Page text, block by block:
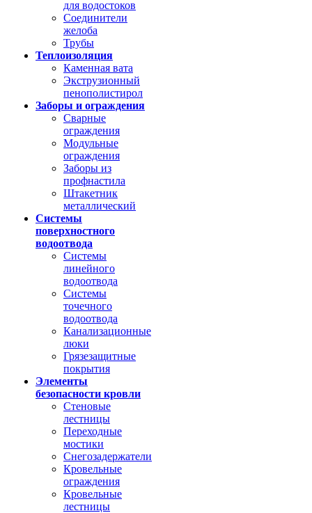
для водостоков
Соединители
желоба
Трубы
Теплоизоляция
Каменная вата
Экструзионный
пенополистирол
Заборы и ограждения
Сварные
ограждения
Модульные
ограждения
Заборы из
профнастила
Штакетник
металлический
Системы
поверхностного
водоотвода
Системы
линейного
водоотвода
Системы
точечного
водоотвода
Канализационные
люки
Грязезащитные
покрытия
Элементы
безопасности кровли
Стеновые
лестницы
Переходные
мостики
Снегозадержатели
Кровельные
ограждения
Кровельные
лестницы